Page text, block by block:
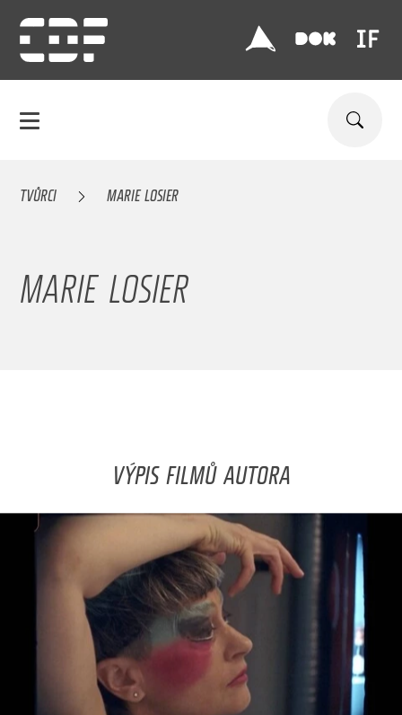
TVŮRCI MARIE LOSIER
MARIE LOSIER
VÝPIS FILMŮ AUTORA